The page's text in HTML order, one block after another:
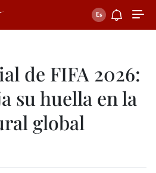
de FIFA 2026:
su huella en la
global